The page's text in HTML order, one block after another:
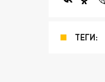
ТЕГИ: